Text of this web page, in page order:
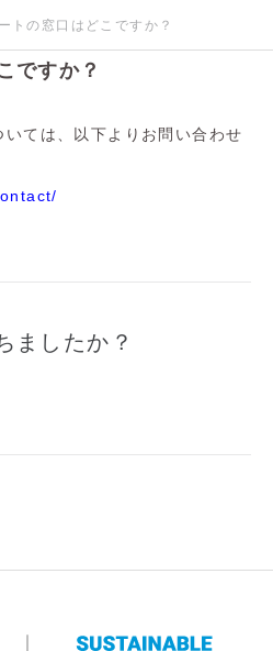
トの窓口はどこですか？
ですか？
ては、以下よりお問い合わせ
ましたか？